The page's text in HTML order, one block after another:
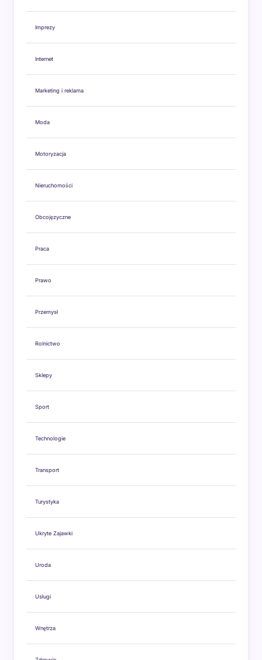
Imprezy
Internet
Marketing i reklama
Moda
Motoryzacja
Nieruchomości
Obcojęzyczne
Praca
Prawo
Przemysł
Rolnictwo
Sklepy
Sport
Technologie
Transport
Turystyka
Ukryte Zajawki
Uroda
Usługi
Wnętrza